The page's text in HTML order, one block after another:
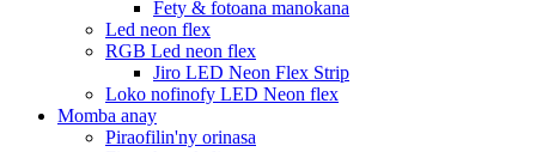
Fety & fotoana manokana
Led neon flex
RGB Led neon flex
Jiro LED Neon Flex Strip
Loko nofinofy LED Neon flex
Momba anay
Piraofilin'ny orinasa